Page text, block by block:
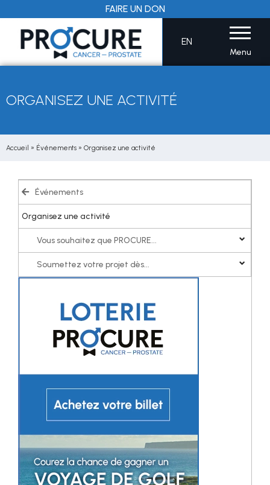
au
contenu
FAIRE UN DON
EN
Menu
ORGANISEZ UNE ACTIVITÉ
Accueil » Événements » Organisez une activité
Événements
Organisez une activité
Vous souhaitez que PROCURE...
Soumettez votre projet dès...